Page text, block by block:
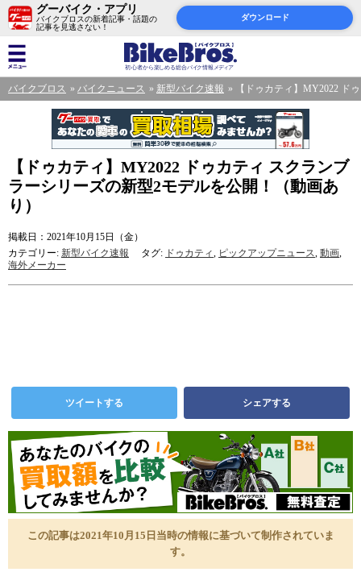
グーバイク・アプリ
バイクブロスの新着記事・話題の
記事を見逃さない！
ダウンロード
バイクブロス バイクニュース 新型バイク速報 【ドゥカティ】MY2022 ド
【ドゥカティ】MY2022 ドゥカティ スクランブ
ラーシリーズの新型2モデルを公開！（動画あ
り）
掲載日：2021年10月15日（金）
カテゴリー: 新型バイク速報 タグ: ドゥカティ, ピックアップニュース, 動画,
海外メーカー
ツイートする シェアする
この記事は2021年10月15日当時の情報に基づいて制作されていま
す。